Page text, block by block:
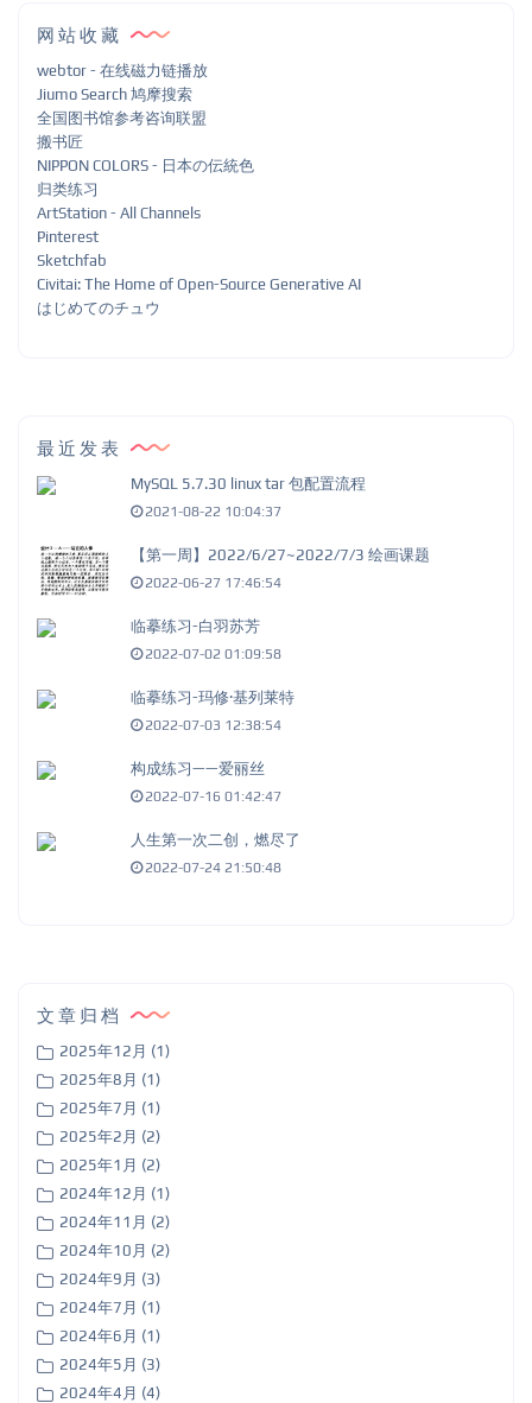
网站收藏
webtor - 在线磁力链播放
Jiumo Search 鸠摩搜索
全国图书馆参考咨询联盟
搬书匠
NIPPON COLORS - 日本の伝統色
归类练习
ArtStation - All Channels
Pinterest
Sketchfab
Civitai: The Home of Open-Source Generative AI
はじめてのチュウ
最近发表
MySQL 5.7.30 linux tar 包配置流程
2021-08-22 10:04:37
【第一周】2022/6/27~2022/7/3 绘画课题
2022-06-27 17:46:54
临摹练习-白羽苏芳
2022-07-02 01:09:58
临摹练习-玛修·基列莱特
2022-07-03 12:38:54
构成练习——爱丽丝
2022-07-16 01:42:47
人生第一次二创，燃尽了
2022-07-24 21:50:48
文章归档
2025年12月 (1)
2025年8月 (1)
2025年7月 (1)
2025年2月 (2)
2025年1月 (2)
2024年12月 (1)
2024年11月 (2)
2024年10月 (2)
2024年9月 (3)
2024年7月 (1)
2024年6月 (1)
2024年5月 (3)
2024年4月 (4)